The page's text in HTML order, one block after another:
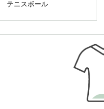
テニスボール